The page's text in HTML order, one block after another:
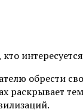
обрести
раскрывает